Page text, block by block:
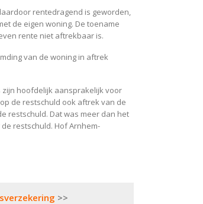
rentedragend is geworden,
de eigen woning. De toename
rente niet aftrekbaar is.
van de woning in aftrek
zijn hoofdelijk aansprakelijk voor
de restschuld ook aftrek van de
restschuld. Dat was meer dan het
restschuld. Hof Arnhem-